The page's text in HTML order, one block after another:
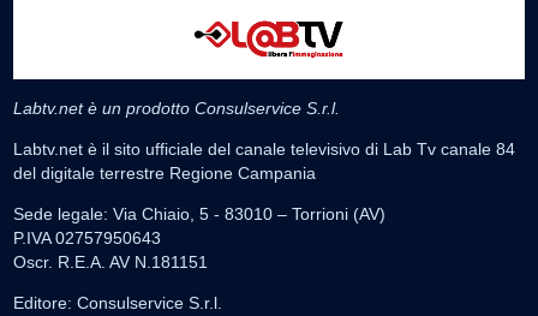
Labtv.net è un prodotto Consulservice S.r.l.
Labtv.net è il sito ufficiale del canale televisivo di Lab Tv canale 84
del digitale terrestre Regione Campania
Sede legale: Via Chiaio, 5 - 83010 – Torrioni (AV)
P.IVA 02757950643
Oscr. R.E.A. AV N.181151
Editore: Consulservice S.r.l.